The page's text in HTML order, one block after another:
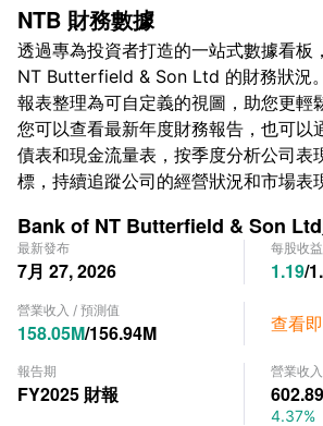
NTB 財務數據
透過專為投資者打造的一站式數據看
NT Butterfield & Son Ltd 的財務狀況
報表整理為可自定義的視圖，助您更輕
您可以查看最新年度財務報告，也可以
債表和現金流量表，按季度分析公司表
標，持續追蹤公司的經營狀況和市場表
Bank of NT Butterfield & Son
最新發布
7月 27, 2026
每股收益
1.19/
營業收入 / 預測值
158.05M/156.94M 查看
報告期
FY2025 財報
營業收入
4.37%